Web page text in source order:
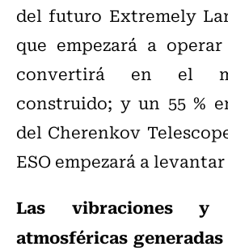
del futuro Extremely
que empezará a
convertirá en el
construido; y un 55 %
del Cherenkov
ESO empezará a
Las vibraciones y
atmosféricas